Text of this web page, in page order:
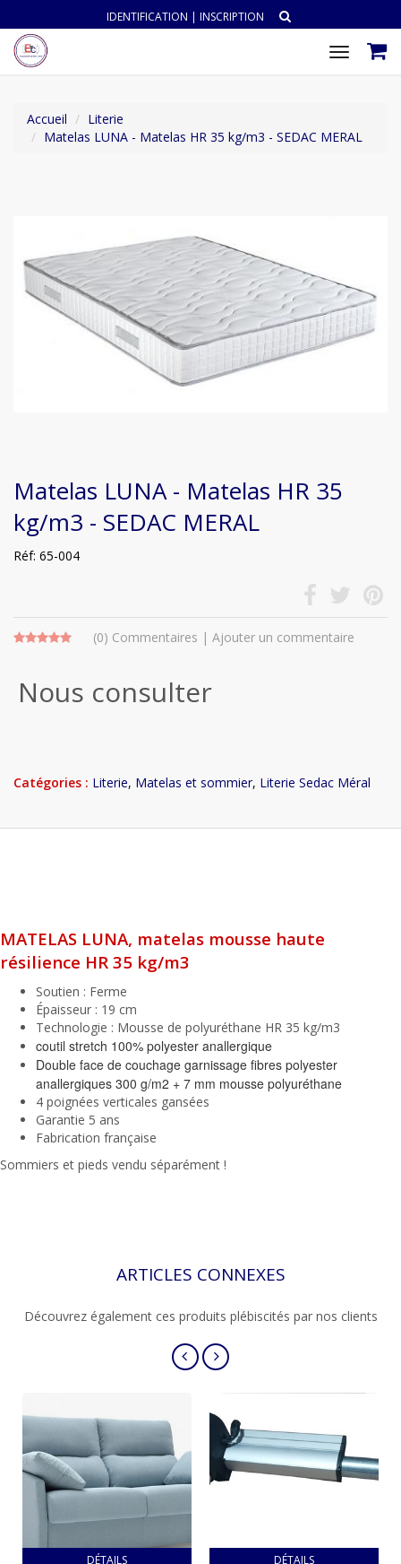
IDENTIFICATION | INSCRIPTION
Toggle
Accueil
Literie
Matelas LUNA - Matelas HR 35 kg/m3 - SEDAC MERAL
Matelas LUNA - Matelas HR 35
kg/m3 - SEDAC MERAL
Réf: 65-004
(0) Commentaires | Ajouter un commentaire
Nous consulter
Catégories : Literie, Matelas et sommier, Literie Sedac Méral
MATELAS LUNA, matelas mousse haute
résilience HR 35 kg/m3
Soutien : Ferme
Épaisseur : 19 cm
Technologie : Mousse de polyuréthane HR 35 kg/m3
coutil stretch 100% polyester anallergique
Double face de couchage garnissage fibres polyester
anallergiques 300 g/m2 + 7 mm mousse polyuréthane
4 poignées verticales gansées
Garantie 5 ans
Fabrication française
Sommiers et pieds vendu séparément !
ARTICLES CONNEXES
Découvrez également ces produits plébiscités par nos clients
DÉTAILS DÉTAILS
Votre choix
Ce site utilise des cookies et vous donne le contrôle sur
site internet.
Tout Refuser Tout Accepter
Personnaliser